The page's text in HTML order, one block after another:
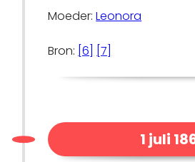
Moeder:Leonora
Bron: [6] [7]
1 juli